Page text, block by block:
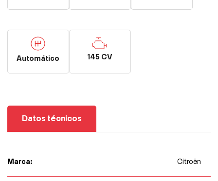
Automático 145 CV
Datos técnicos
Marca: Citroën